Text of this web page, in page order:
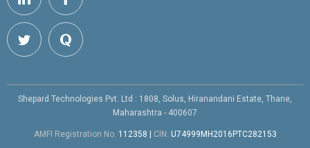
Shepard Technologies Pvt. Ltd : 1808, Solus, Hiranandani Estate, Thane,
Maharashtra - 400607
AMFI Registration No. 112358 CIN: U74999MH2016PTC282153